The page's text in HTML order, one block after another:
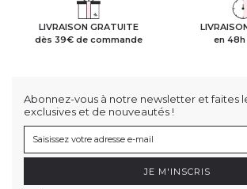
LIVRAISON GRATUITE
dès 39€ de commande
en 48h
Abonnez-vous à notre newsletter et faites
exclusives et de nouveautés !
JE M'INSCRIS